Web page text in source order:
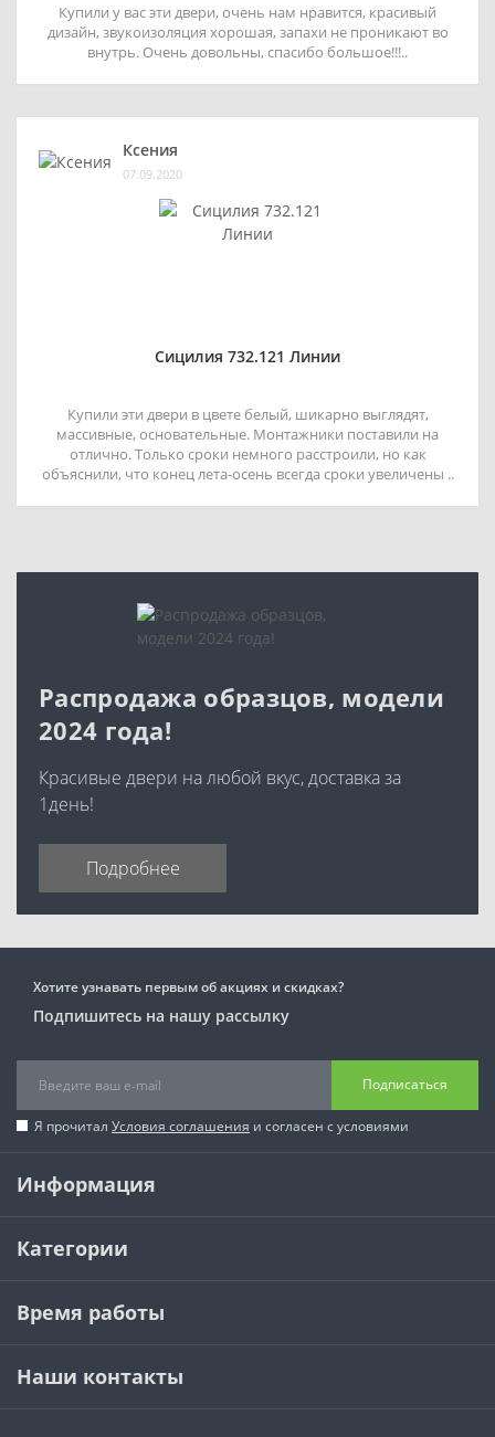
Купили у вас эти двери, очень нам нравится, красивый
дизайн, звукоизоляция хорошая, запахи не проникают во
внутрь. Очень довольны, спасибо большое!!!..
Ксения
07.09.2020
Сицилия 732.121 Линии
Купили эти двери в цвете белый, шикарно выглядят,
массивные, основательные. Монтажники поставили на
отлично. Только сроки немного расстроили, но как
объяснили, что конец лета-осень всегда сроки увеличены ..
Распродажа образцов, модели
2024 года!
Красивые двери на любой вкус, доставка за
1день!
Подробнее
Хотите узнавать первым об акциях и скидках?
Подпишитесь на нашу рассылку
Подписаться
Я прочитал Условия соглашения и согласен с условиями
Информация
Категории
Время работы
Наши контакты